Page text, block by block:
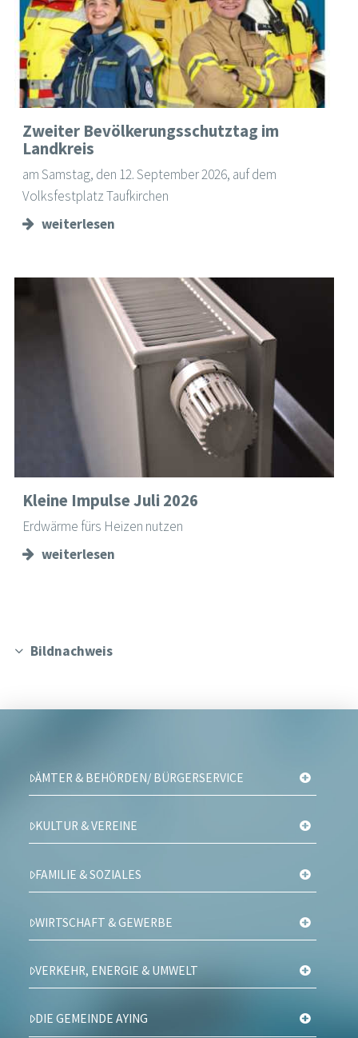
Zweiter Bevölkerungsschutztag im
Landkreis
am Samstag, den 12. September 2026, auf dem
Volksfestplatz Taufkirchen
weiterlesen
Kleine Impulse Juli 2026
Erdwärme fürs Heizen nutzen
weiterlesen
Bildnachweis
ÄMTER & BEHÖRDEN/ BÜRGERSERVICE
KULTUR & VEREINE
FAMILIE & SOZIALES
WIRTSCHAFT & GEWERBE
VERKEHR, ENERGIE & UMWELT
DIE GEMEINDE AYING